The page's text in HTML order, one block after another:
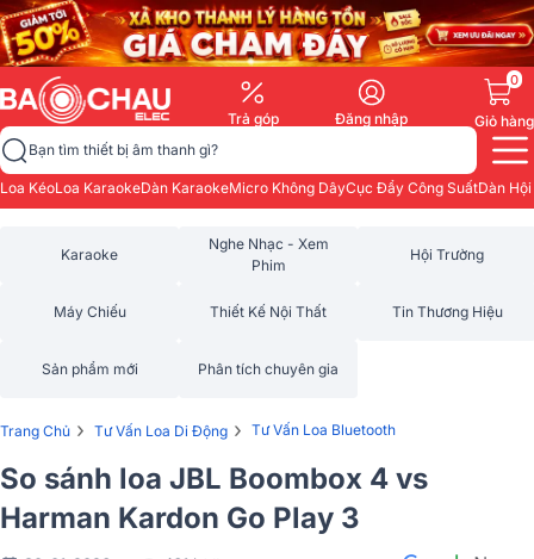
Trả góp Đăng nhập
0
Giỏ hàng
Bạn tìm thiết bị âm thanh gì?
Loa KéoLoa KaraokeDàn KaraokeMicro Không DâyCục Đẩy Công SuấtDàn
Karaoke
Nghe Nhạc - Xem
Phim
Hội Trường
Máy Chiếu Thiết Kế Nội Thất Tin Thương Hiệu
Sản phẩm mới Phân tích chuyên gia
Trang Chủ › Tư Vấn Loa Di Động › Tư Vấn Loa Bluetooth
So sánh loa JBL Boombox 4 vs
Harman Kardon Go Play 3